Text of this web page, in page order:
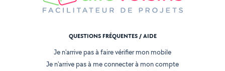
QUESTIONS FRÉQUENTES / AIDE
Je n'arrive pas à faire vérifier mon mobile
Je n'arrive pas à me connecter à mon compte